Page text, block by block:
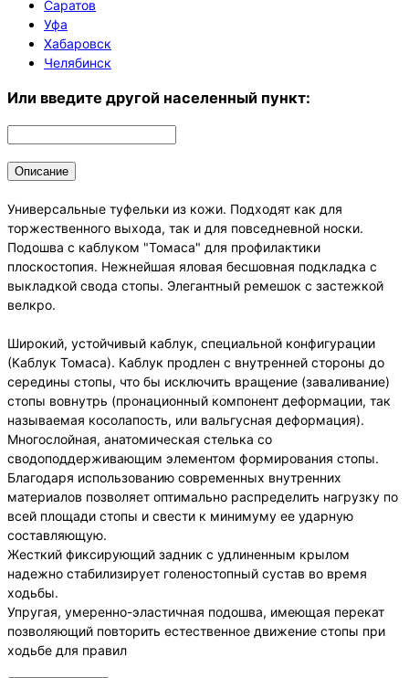
Саратов
Уфа
Хабаровск
Челябинск
Или введите другой населенный пункт:
Описание
Универсальные туфельки из кожи. Подходят как для
торжественного выхода, так и для повседневной носки.
Подошва с каблуком "Томаса" для профилактики
плоскостопия. Нежнейшая яловая бесшовная подкладка с
выкладкой свода стопы. Элегантный ремешок с застежкой
велкро.
Широкий, устойчивый каблук, специальной конфигурации
(Каблук Томаса). Каблук продлен с внутренней стороны до
середины стопы, что бы исключить вращение (заваливание)
стопы вовнутрь (пронационный компонент деформации, так
называемая косолапость, или вальгусная деформация).
Многослойная, анатомическая стелька со
сводоподдерживающим элементом формирования стопы.
Благодаря использованию современных внутренних
материалов позволяет оптимально распределить нагрузку по
всей площади стопы и свести к минимуму ее ударную
составляющую.
Жесткий фиксирующий задник с удлиненным крылом
надежно стабилизирует голеностопный сустав во время
ходьбы.
Упругая, умеренно-эластичная подошва, имеющая перекат
позволяющий повторить естественное движение стопы при
ходьбе для правил